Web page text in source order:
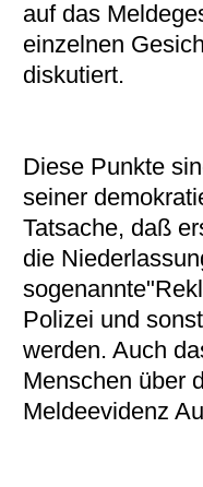
auf das
einzelnen
diskutiert.
Diese Punkte
seiner
Tatsache, daß
die
Polizei und
werden. Auch
Menschen über
Meldeevidenz